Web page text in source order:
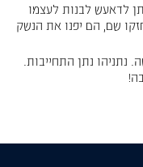
לדאעש לבנות לעצמו
שם, הם יפנו את הנשק
נתניהו נתן התחייבות.